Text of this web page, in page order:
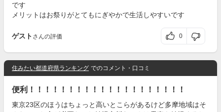
です
メリットはお祭りがとてもにぎやかで生活しやすいです
ゲスト さんの評価 0
住みたい都道府県ランキング でのコメント・口コミ
便利！！！！！！！！！！！！！！！！！！！！
東京23区のほうはちょっと高いとこらがあるけど多摩地域はそ